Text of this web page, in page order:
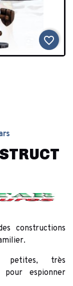
favorite_border
constructions
petites, très
pour espionner